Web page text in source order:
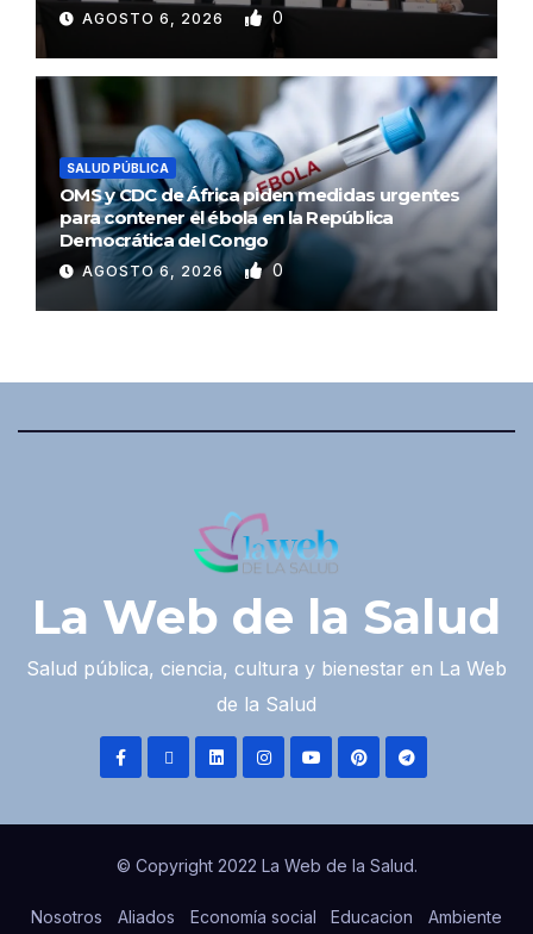
AGOSTO 6, 2026 0
SALUD PÚBLICA
OMS y CDC de África piden medidas urgentes
para contener el ébola en la República
Democrática del Congo
AGOSTO 6, 2026 0
La Web de la Salud
Salud pública, ciencia, cultura y bienestar en La Web
de la Salud
© Copyright 2022 La Web de la Salud.
Nosotros Aliados Economía social Educacion Ambiente